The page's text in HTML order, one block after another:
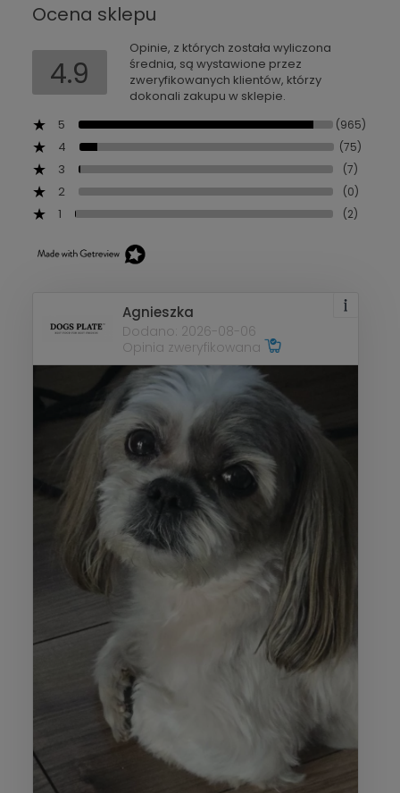
Ocena sklepu
4.9
Opinie, z których została wyliczona
średnia, są wystawione przez
zweryfikowanych klientów, którzy
dokonali zakupu w sklepie.
5
(965)
4 (75)
3 (7)
2 (0)
1 (2)
Agnieszka
Dodano: 2026-08-06
Opinia zweryfikowana